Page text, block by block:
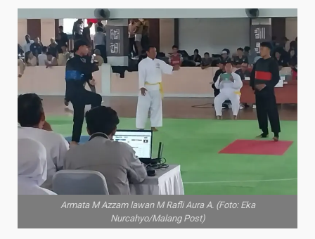
Armata M Azzam lawan M Rafli Aura A. (Foto: Eka
Nurcahyo/Malang Post)